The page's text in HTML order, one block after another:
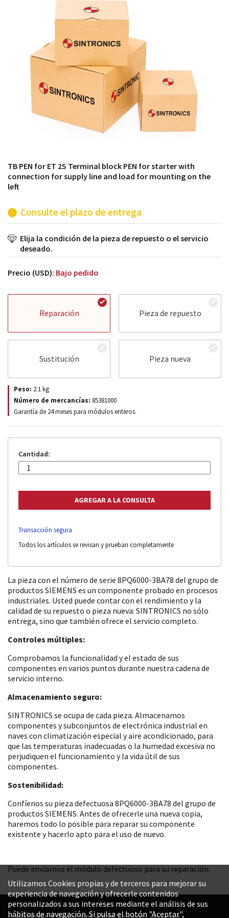
módulos antiguos a un alto nivel técnico o sustitución
de módulos descontinuados por módulos del propio
TB PEN for ET 2S Terminal block PEN for starter with
connection for supply line and load for mounting on the
left
Consulte el plazo de entrega
Elija la condición de la pieza de repuesto o el servicio
deseado.
Precio (USD): Bajo pedido
Reparación Pieza de repuesto
Sustitución Pieza nueva
Peso: 2.1kg
Número de mercancías: 85381000
Garantía de 24 meses para módulos enteros.
Cantidad:
Transacción segura
Todos los artículos se revisan y prueban completamente
La pieza con el número de serie 8PQ6000-3BA78 del grupo de
productos SIEMENS es un componente probado en procesos
industriales. Usted puede contar con el rendimiento y la
calidad de su repuesto o pieza nueva: SINTRONICS no sólo
entrega, sino que también ofrece el servicio completo.
Controles múltiples:
Comprobamos la funcionalidad y el estado de sus
componentes en varios puntos durante nuestra cadena de
servicio interno.
Almacenamiento seguro:
SINTRONICS se ocupa de cada pieza. Almacenamos
componentes y subconjuntos de electrónica industrial en
naves con climatización especial y aire acondicionado, para
que las temperaturas inadecuadas o la humedad excesiva no
perjudiquen el funcionamiento y la vida útil de sus
componentes.
Sostenibilidad:
Confíenos su pieza defectuosa 8PQ6000-3BA78 del grupo de
productos SIEMENS. Antes de ofrecerle una nueva copia,
haremos todo lo posible para reparar su componente
existente y hacerlo apto para el uso de nuevo.
Puede enviarnos el módulo defectuoso para su reparación.
Utilizamos Cookies propias y de terceros para mejorar su
experiencia de navegación y ofrecerle contenidos
personalizados a sus intereses mediante el análisis de sus
hábitos de navegación. Si pulsa el botón "Aceptar",